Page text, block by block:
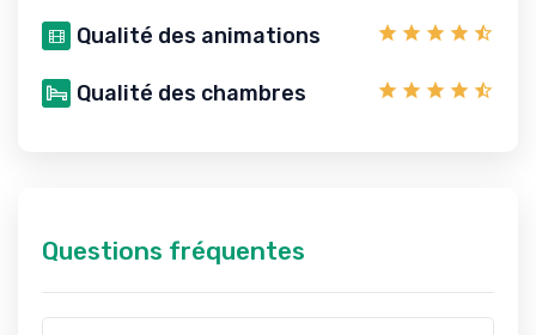
Qualité des animations
Qualité des chambres
Questions fréquentes